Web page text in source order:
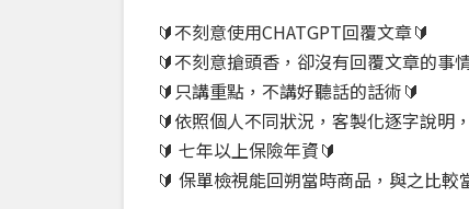
🔰不刻意使用CHATGPT回覆文章🔰
🔰不刻意搶頭香，卻沒有回覆文章的事
🔰只講重點，不講好聽話的話術🔰
🔰依照個人不同狀況，客製化逐字說明
🔰 七年以上保險年資🔰
🔰 保單檢視能回朔當時商品，與之比較